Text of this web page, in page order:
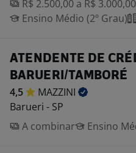
R$ 2.500,00 a R$ 3.000,00
Ensino Médio (2º Grau)
ATENDENTE DE
BARUERI/TAMBORÉ
4,5
MAZZINI
Barueri - SP
A combinar
Ensino